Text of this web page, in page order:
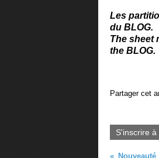
Les
du BLOG.
The sheet
the BLOG.
Partager cet
S'inscrire